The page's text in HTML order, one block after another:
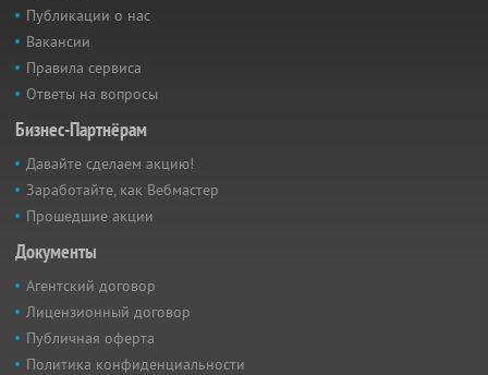
Публикации о нас
Вакансии
Правила сервиса
Ответы на вопросы
Бизнес-Партнёрам
Давайте сделаем акцию!
Заработайте, как Вебмастер
Прошедшие акции
Документы
Агентский договор
Лицензионный договор
Публичная оферта
Политика конфиденциальности